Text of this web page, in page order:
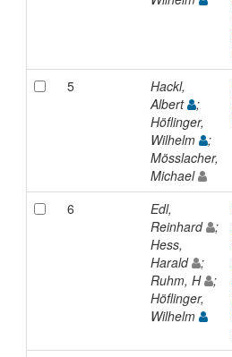
5
Hackl,
Albert
;
Höflinger,
Wilhelm
;
Mösslacher,
Michael
6
Edl,
Reinhard
;
Hess,
Harald
;
Ruhm, H
;
Höflinger,
Wilhelm